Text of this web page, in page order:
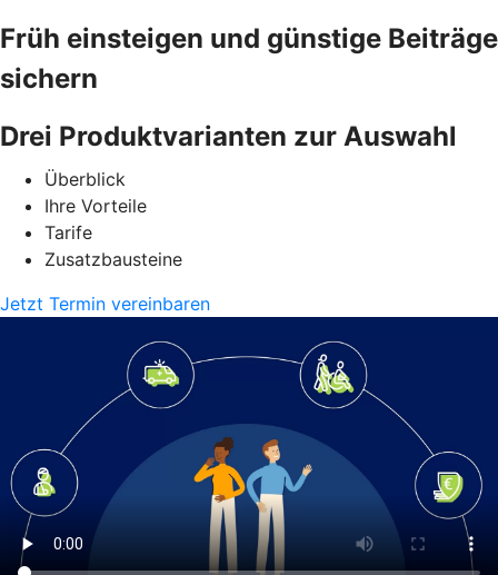
Früh einsteigen und günstige Beiträge
sichern
Drei Produktvarianten zur Auswahl
Überblick
Ihre Vorteile
Tarife
Zusatzbausteine
Jetzt Termin vereinbaren